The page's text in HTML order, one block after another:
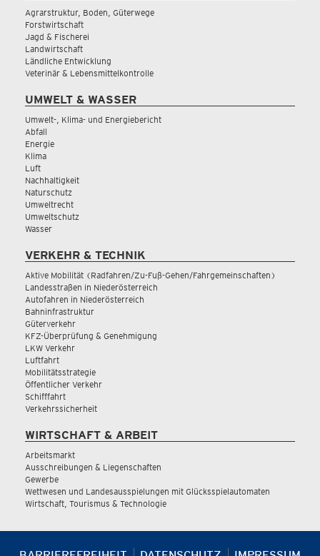
Agrarstruktur, Boden, Güterwege
Forstwirtschaft
Jagd & Fischerei
Landwirtschaft
Ländliche Entwicklung
Veterinär & Lebensmittelkontrolle
UMWELT & WASSER
Umwelt-, Klima- und Energiebericht
Abfall
Energie
Klima
Luft
Nachhaltigkeit
Naturschutz
Umweltrecht
Umweltschutz
Wasser
VERKEHR & TECHNIK
Aktive Mobilität (Radfahren/Zu-Fuß-Gehen/Fahrgemeinschaften)
Landesstraßen in Niederösterreich
Autofahren in Niederösterreich
Bahninfrastruktur
Güterverkehr
KFZ-Überprüfung & Genehmigung
LKW Verkehr
Luftfahrt
Mobilitätsstrategie
Öffentlicher Verkehr
Schifffahrt
Verkehrssicherheit
WIRTSCHAFT & ARBEIT
Arbeitsmarkt
Ausschreibungen & Liegenschaften
Gewerbe
Wettwesen und Landesausspielungen mit Glücksspielautomaten
Wirtschaft, Tourismus & Technologie